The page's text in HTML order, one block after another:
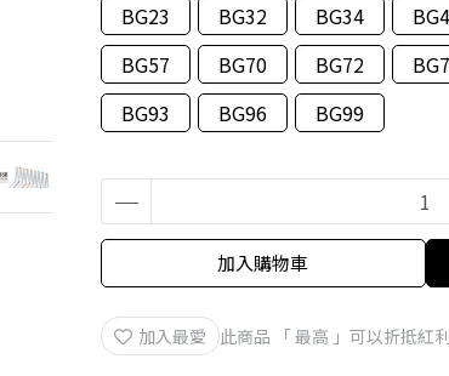
BG23
BG32 BG34
BG57
BG70 BG72
BG93
BG96 BG99
加入購物車
加入最愛 此商品 「 最高 」可以折抵紅利